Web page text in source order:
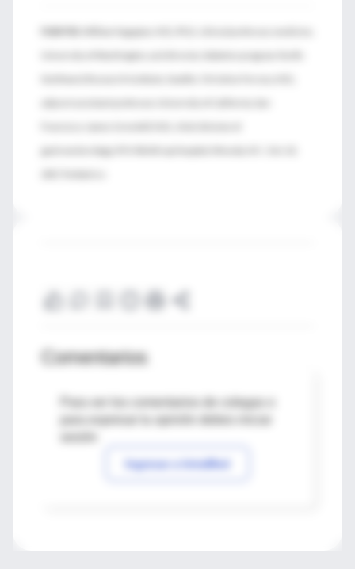
Comentarios
Para ver los comentarios de colegas o
Ingresar a IntraMed